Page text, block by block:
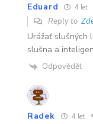
Eduard 4 let
Reply to
Urážať slušných
slušna a
Odpovědět
Radek 4 let